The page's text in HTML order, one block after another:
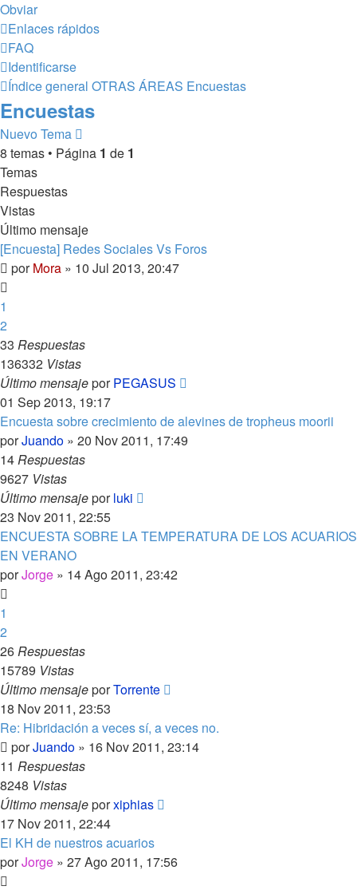
Obviar
Enlaces rápidos
FAQ
Identificarse
Índice general OTRAS ÁREAS Encuestas
Encuestas
Nuevo Tema
8 temas • Página 1 de 1
Temas
Respuestas
Vistas
Último mensaje
[Encuesta] Redes Sociales Vs Foros
porMora » 10 Jul 2013, 20:47
1
2
33 Respuestas
136332 Vistas
Último mensajeporPEGASUS
01 Sep 2013, 19:17
Encuesta sobre crecimiento de alevines de tropheus moorii
porJuando » 20 Nov 2011, 17:49
14Respuestas
9627 Vistas
Último mensajeporluki
23 Nov 2011, 22:55
ENCUESTA SOBRE LA TEMPERATURA DE LOS ACUARIOS
EN VERANO
porJorge » 14 Ago 2011, 23:42
1
2
26Respuestas
15789 Vistas
Último mensajeporTorrente
18 Nov 2011, 23:53
Re: Hibridación a veces sí, a veces no.
porJuando » 16 Nov 2011, 23:14
11 Respuestas
8248 Vistas
Último mensajeporxiphias
17 Nov 2011, 22:44
El KH de nuestros acuarios
porJorge » 27 Ago 2011, 17:56